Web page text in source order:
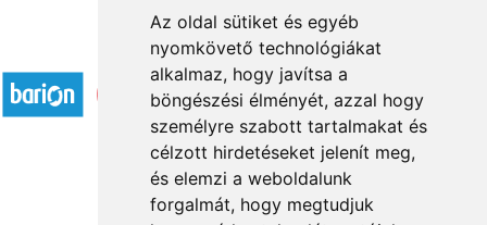
Az oldal sütiket és egyéb
nyomkövető technológiákat
alkalmaz, hogy javítsa a
böngészési élményét, azzal hogy
személyre szabott tartalmakat és
célzott hirdetéseket jelenít meg,
és elemzi a weboldalunk
forgalmát, hogy megtudjuk
Elfogadott fizetési módok
Rólunk